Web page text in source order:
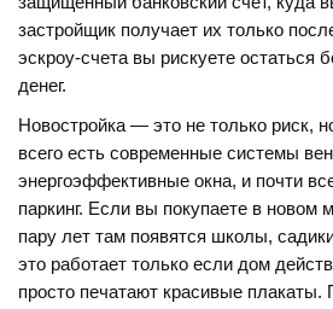
застройщик получает их только
эскроу-счета вы рискуете остаться
денег.
Новостройка — это не только риск,
всего есть современные системы
энергоэффективные окна, и почти
паркинг. Если вы покупаете в новом
пару лет там появятся школы,
это работает только если дом
просто печатают красивые плакаты.